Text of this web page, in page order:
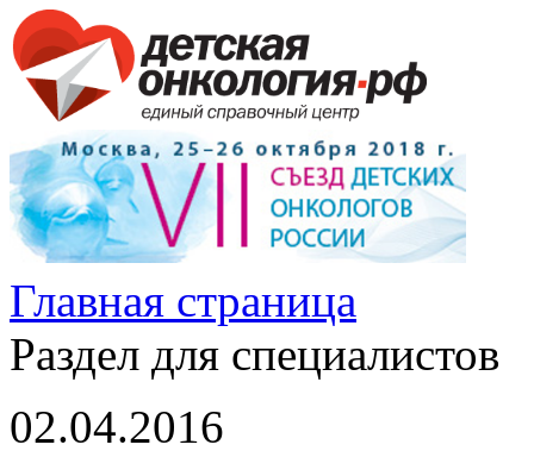
Главная страница
Раздел для специалистов
02.04.2016